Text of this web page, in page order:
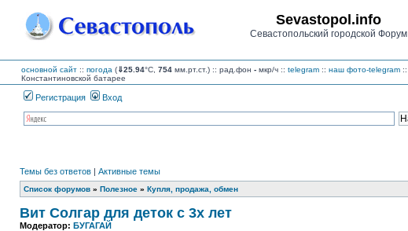
Sevastopol.info
Севастопольский городской Форум
основной сайт :: погода (⇓25.94°C, 754 мм.рт.ст.) :: рад.фон - мкр/ч :: telegram :: наш фото-telegram ::
Константиновской батарее
Регистрация Вход
Темы без ответов | Активные темы
Список форумов » Полезное » Купля, продажа, обмен
Вит Солгар для деток с 3х лет
Модератор: БУГАГАЙ